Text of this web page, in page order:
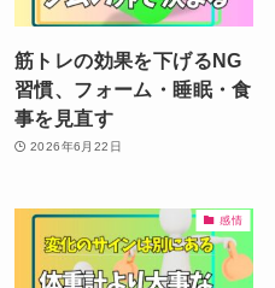
筋トレの効果を下げるNG
習慣、フォーム・睡眠・食
事を見直す
2026年6月22日
感情